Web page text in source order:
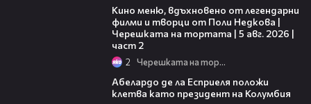
Кино меню, вдъхновено от легендарни
филми и творци от Поли Недкова |
Черешката на тортата | 5 авг. 2026 |
част 2
2 Черешката на тортата
Абелардо де ла Есприеля положи
клетва като президент на Колумбия